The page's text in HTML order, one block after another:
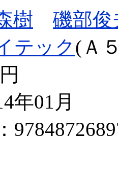
樹
磯部俊
テック(Ａ
年01月